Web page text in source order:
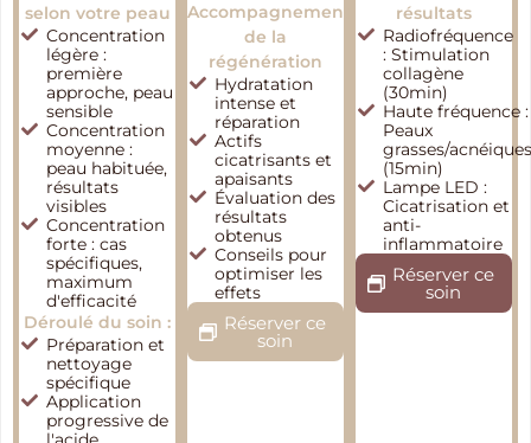
selon votre peau
Concentration
légère :
première
approche, peau
sensible
Concentration
moyenne :
peau habituée,
résultats
visibles​
Concentration
forte : cas
spécifiques,
maximum
d'efficacité​
Déroulé du soin :
Préparation et
nettoyage
spécifique​
Application
progressive de
Accompagnement
de la
régénération
Hydratation
intense et
réparation​
Actifs
cicatrisants et
apaisants​
Évaluation des
résultats
obtenus​
Conseils pour
optimiser les
effets​
Réserver ce
soin
résultats
Radiofréquence
: Stimulation
collagène
(30min)​
Haute fréquence :
Peaux
grasses/acnéiques
(15min)​
Lampe LED :
Cicatrisation et
anti-
inflammatoire​
Réserver ce
soin